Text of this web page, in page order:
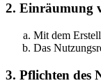
2. Einräumung
Mit dem
Das
3. Pflichten des